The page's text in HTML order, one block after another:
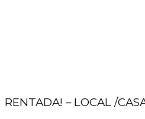
RENTADA! – LOCAL /